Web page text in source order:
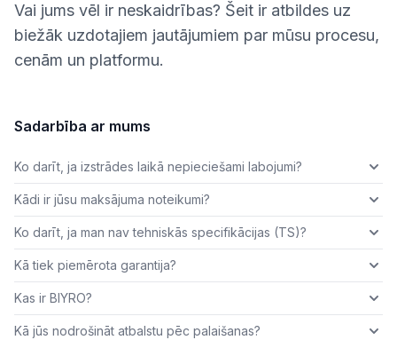
Vai jums vēl ir neskaidrības? Šeit ir atbildes uz
biežāk uzdotajiem jautājumiem par mūsu procesu,
cenām un platformu.
Sadarbība ar mums
Ko darīt, ja izstrādes laikā nepieciešami labojumi?
Kādi ir jūsu maksājuma noteikumi?
Ko darīt, ja man nav tehniskās specifikācijas (TS)?
Kā tiek piemērota garantija?
Kas ir BIYRO?
Kā jūs nodrošināt atbalstu pēc palaišanas?